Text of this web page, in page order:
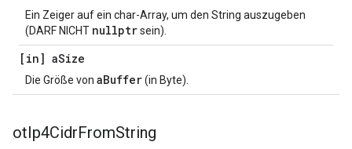
Ein Zeiger auf ein char-Array, um den String auszugeben
(DARF NICHT nullptrsein).
[in] aSize
Die Größe von aBuffer(in Byte).
otIp4CidrFromString